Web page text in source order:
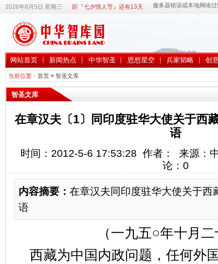
2026年8月5日 星期三 距『七夕情人节』还有13天
网站首页 新闻热点 中华智圣 思想星空 兵家韬略 创
当前位置： 首页> 智圣文库
智圣文库
在章汉夫〔1〕同印度驻华大使关于西
语
时间：2012-5-6 17:53:28 作者： 来源：
论： 0
内容摘要： 在章汉夫同印度驻华大使关于西
语
（一九五○年十月
西藏为中国内政问题，任何外